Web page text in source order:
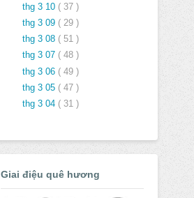
thg 3 10 ( 37 )
thg 3 09 ( 29 )
thg 3 08 ( 51 )
thg 3 07 ( 48 )
thg 3 06 ( 49 )
thg 3 05 ( 47 )
thg 3 04 ( 31 )
Giai điệu quê hương